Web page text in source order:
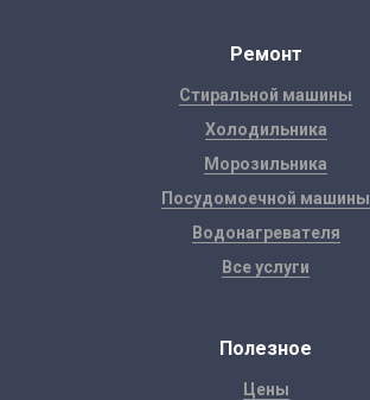
Ремонт
Стиральной машины
Холодильника
Морозильника
Посудомоечной машины
Водонагревателя
Все услуги
Полезное
Цены